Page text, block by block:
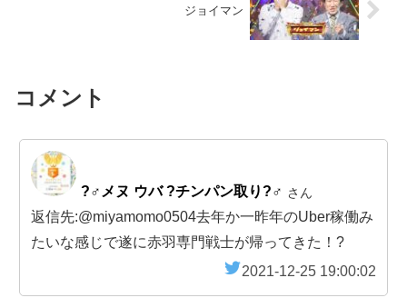
ジョイマン
コメント
?‍♂️メヌ ウバ ?チンパン取り?‍♂️ さん
返信先:@miyamomo0504去年か一昨年のUber稼働み
たいな感じで遂に赤羽専門戦士が帰ってきた！?
2021-12-25 19:00:02